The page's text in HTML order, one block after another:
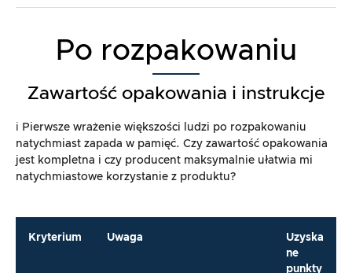
Po rozpakowaniu
Zawartość opakowania i instrukcje
ℹ️ Pierwsze wrażenie większości ludzi po rozpakowaniu
natychmiast zapada w pamięć. Czy zawartość opakowania
jest kompletna i czy producent maksymalnie ułatwia mi
natychmiastowe korzystanie z produktu?
Kryterium Uwaga
Uzyska
ne
punkty